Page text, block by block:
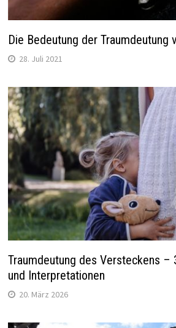
Die Bedeutung der Traumdeutung
28. Juli 2021
Traumdeutung des Versteckens –
und Interpretationen
20. März 2026